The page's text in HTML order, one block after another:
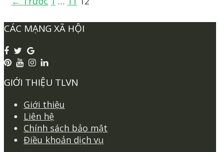
CÁC MẠNG XÃ HỘI
GIỚI THIỆU TLVN
Giới thiệu
Liên hệ
Chính sách bảo mật
Điều khoản dịch vụ